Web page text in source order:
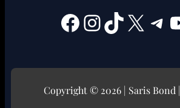
Facebook InstagramTikTok X Telegram YouTube
Copyright © 2026 | Saris Bond |